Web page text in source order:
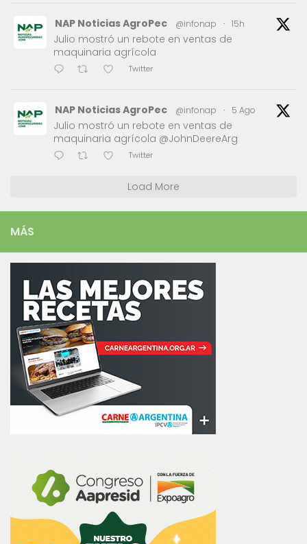
NAP Noticias AgroPec @infonap · 15h
Julio mostró un rebote en ventas de
maquinaria agrícola
Twitter
NAP Noticias AgroPec @infonap · 5 Ago
Julio mostró un rebote en ventas de
maquinaria agrícola @JohnDeereArg
Twitter
Load More
MÁS